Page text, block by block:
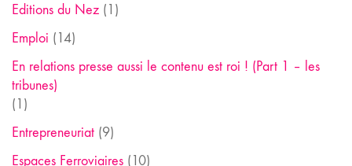
Editions du Nez (1)
Emploi (14)
En relations presse aussi le contenu est roi ! (Part 1 – les
tribunes)
(1)
Entrepreneuriat (9)
Espaces Ferroviaires (10)